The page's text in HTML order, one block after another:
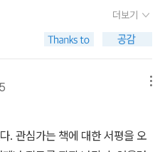
자로는 단연 상징적 상상력을
데, 포코니에는 신화학이나 인
근에 바슐라르의 책들에 다시금
으며 재정비하던 참이라 포코니
다. <정신 공간>은 좀더 전문적
뭔가 계발적인 아이디어와 접할
인국, 말의 나라, 라퓨타…하루동
건 좀 어렵다.3. 읽기 전과 읽고
’ 책이 있다면?마르케스의 요설
에 상응하는 인기만큼 재밌거
바, 좀 시들했달까.4. 표지가 가
생각하는 책은?버지니아 울프
지...표지에 있는 여인의 모습을
더보기
. 관심가는 책에 대한 서평을 오